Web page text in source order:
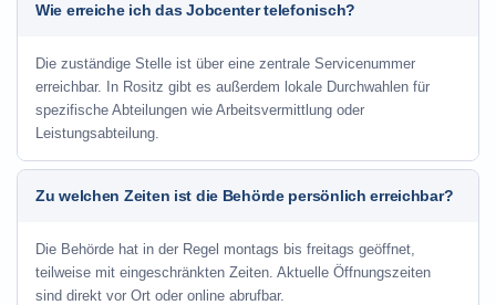
Wie erreiche ich das Jobcenter telefonisch?
Die zuständige Stelle ist über eine zentrale Servicenummer
erreichbar. In Rositz gibt es außerdem lokale Durchwahlen für
spezifische Abteilungen wie Arbeitsvermittlung oder
Leistungsabteilung.
Zu welchen Zeiten ist die Behörde persönlich erreichbar?
Die Behörde hat in der Regel montags bis freitags geöffnet,
teilweise mit eingeschränkten Zeiten. Aktuelle Öffnungszeiten
sind direkt vor Ort oder online abrufbar.